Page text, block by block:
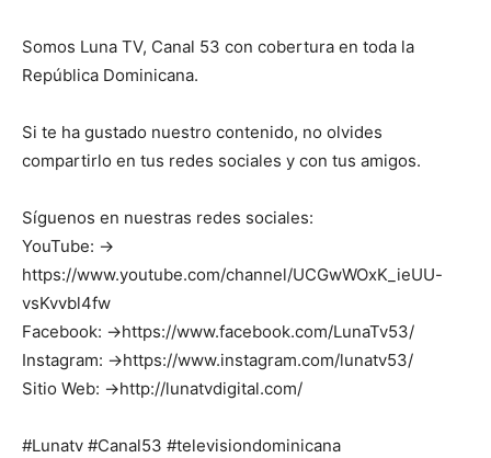
Somos Luna TV, Canal 53 con cobertura en toda la
República Dominicana.
Si te ha gustado nuestro contenido, no olvides
compartirlo en tus redes sociales y con tus amigos.
Síguenos en nuestras redes sociales:
YouTube: →
https://www.youtube.com/channel/UCGwWOxK_ieUU-
vsKvvbl4fw
Facebook: →https://www.facebook.com/LunaTv53/
Instagram: →https://www.instagram.com/lunatv53/
Sitio Web: →http://lunatvdigital.com/
#Lunatv #Canal53 #televisiondominicana